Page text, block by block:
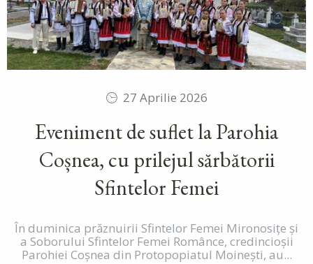
27 Aprilie 2026
Eveniment de suflet la Parohia
Coșnea, cu prilejul sărbătorii
Sfintelor Femei
În duminica prăznuirii Sfintelor Femei Mironosițe și
a Soborului Sfintelor Femei Românce, credincioșii
Parohiei Coșnea din Protopopiatul Moinești, au...